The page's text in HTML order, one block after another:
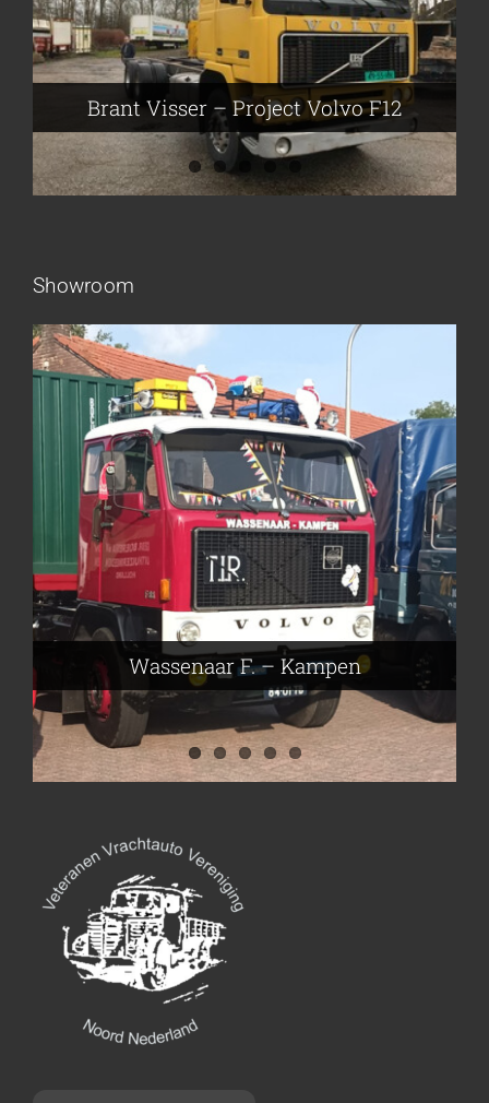
Brant Visser – Project Volvo F12
Flikkema – Spijk
Brant Visser – Project Volvo F88
Auke van der Kooi – Projekt Scania
John Moesker – Project Bedford
Showroom
Wassenaar F. – Kampen
Nijmeier Erwin – Smilde
Frieling Koos – Klazienaveen
Hartog den Richard – Borculo
Leeuwen van Joop – Leek